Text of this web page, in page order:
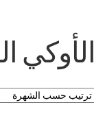
الأوكي